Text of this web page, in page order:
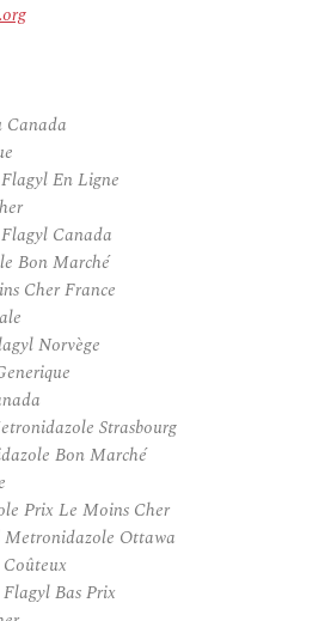
Canada
En Ligne
Canada
Bon Marché
Cher France
Norvège
Strasbourg
Bon Marché
Prix Le Moins Cher
Ottawa
Bas Prix